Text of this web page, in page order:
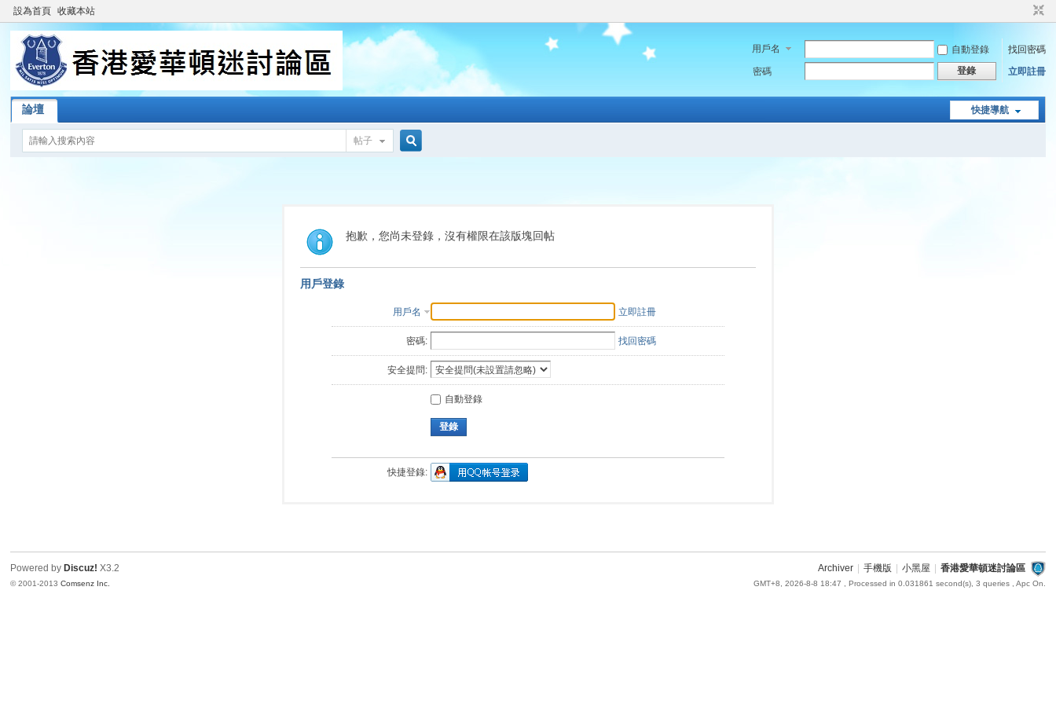
設為首頁 收藏本站
用戶名 自動登錄
找回密碼
密碼
登錄 立即註冊
快捷導航
論壇
帖子
索
抱歉，您尚未登錄，沒有權限在該版塊回帖
用戶登錄
用戶名 立即註冊
密碼: 找回密碼
安全提問:
自動登錄
登錄
快捷登錄:
Archiver 手機版 小黑屋 香港愛華頓迷討論區
GMT+8, 2026-8-8 18:47 , Processed in 0.031861 second(s), 3 queries , Apc On.
Powered by Discuz! X3.2
© 2001-2013Comsenz Inc.